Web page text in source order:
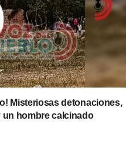
Misteriosas detonaciones,
hombre calcinado